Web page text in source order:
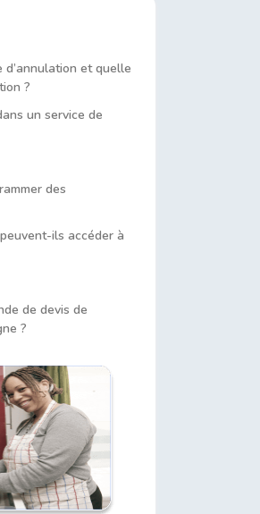
et quelle
?
un service de
des
ils accéder à
de devis de
?